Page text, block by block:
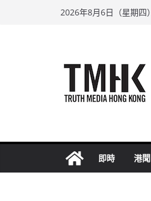
2026年8月6日（星期四）
即時 港聞